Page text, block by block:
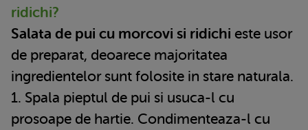
ridichi?
Salata de pui cu morcovi si ridichi este usor
de preparat, deoarece majoritatea
ingredientelor sunt folosite in stare naturala.
1. Spala pieptul de pui si usuca-l cu
prosoape de hartie. Condimenteaza-l cu